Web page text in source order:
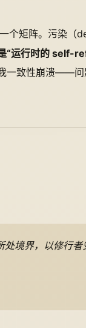
个矩阵。污染（
“运行时的 self-
一致性崩溃——问
境界，以修行者